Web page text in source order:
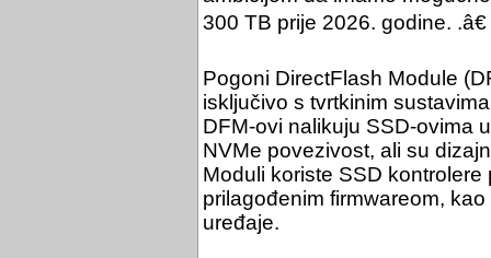
300 TB prije 2026. godine. .â€
Pogoni DirectFlash Module
isključivo s tvrtkinim
DFM-ovi nalikuju SSD-ovima
NVMe povezivost, ali su
Moduli koriste SSD
prilagođenim firmwareom,
uređaje.